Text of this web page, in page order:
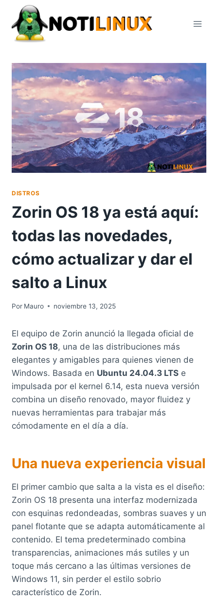
Saltar
contenido
DISTROS
Zorin OS 18 ya está aquí:
todas las novedades,
cómo actualizar y dar el
salto a Linux
Por Mauro noviembre 13, 2025
El equipo de Zorin anunció la llegada oficial de
Zorin OS 18, una de las distribuciones más
elegantes y amigables para quienes vienen de
Windows. Basada en Ubuntu 24.04.3 LTS e
impulsada por el kernel 6.14, esta nueva versión
combina un diseño renovado, mayor fluidez y
nuevas herramientas para trabajar más
cómodamente en el día a día.
Una nueva experiencia visual
El primer cambio que salta a la vista es el diseño:
Zorin OS 18 presenta una interfaz modernizada
con esquinas redondeadas, sombras suaves y un
panel flotante que se adapta automáticamente al
contenido. El tema predeterminado combina
transparencias, animaciones más sutiles y un
toque más cercano a las últimas versiones de
Windows 11, sin perder el estilo sobrio
característico de Zorin.